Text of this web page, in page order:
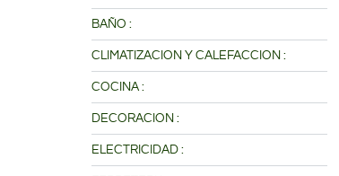
BAÑO :
CLIMATIZACION Y CALEFACCION :
COCINA :
DECORACION :
ELECTRICIDAD :